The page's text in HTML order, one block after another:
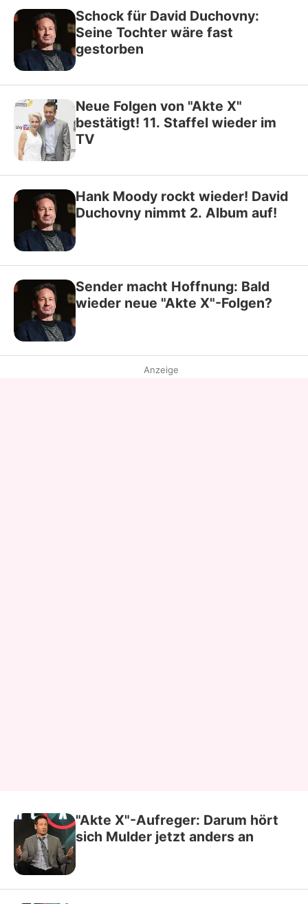
Schock für David Duchovny:
Seine Tochter wäre fast
gestorben
Neue Folgen von "Akte X"
bestätigt! 11. Staffel wieder im
TV
Hank Moody rockt wieder! David
Duchovny nimmt 2. Album auf!
Sender macht Hoffnung: Bald
wieder neue "Akte X"-Folgen?
Anzeige
"Akte X"-Aufreger: Darum hört
sich Mulder jetzt anders an